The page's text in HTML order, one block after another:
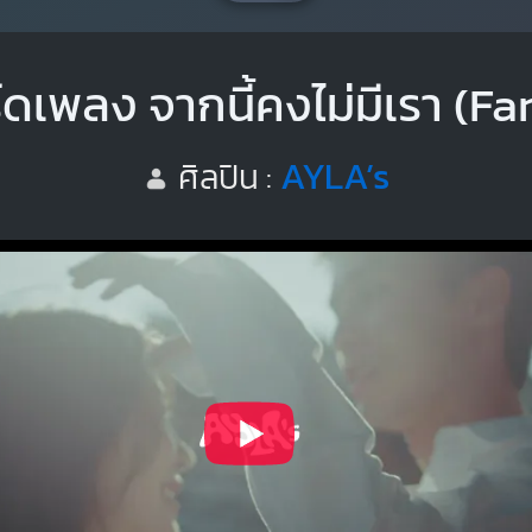
เพลง จากนี้คงไม่มีเรา
ศิลปิน : AYLA’s